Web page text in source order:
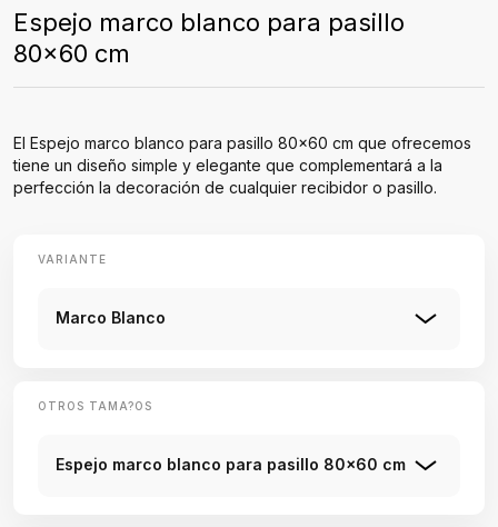
Espejo marco blanco para pasillo
80x60 cm
El Espejo marco blanco para pasillo 80x60 cm que ofrecemos
tiene un diseño simple y elegante que complementará a la
perfección la decoración de cualquier recibidor o pasillo.
VARIANTE
Marco Blanco
OTROS TAMA?OS
Espejo marco blanco para pasillo 80x60 cm